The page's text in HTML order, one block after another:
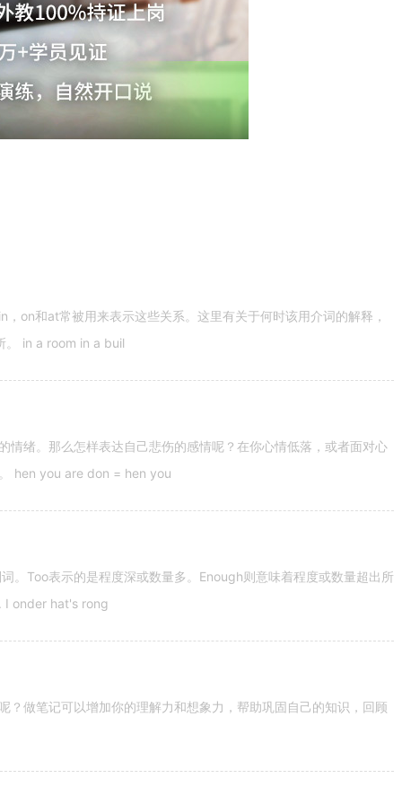
on和at常被用来表示这些关系。这里有关于何时该用介词的解释，
。 in a room in a buil
情绪。那么怎样表达自己悲伤的感情呢？在你心情低落，或者面对心
hen you are don = hen you
Too表示的是程度深或数量多。Enough则意味着程度或数量超出所
I onder hat's rong
做笔记可以增加你的理解力和想象力，帮助巩固自己的知识，回顾